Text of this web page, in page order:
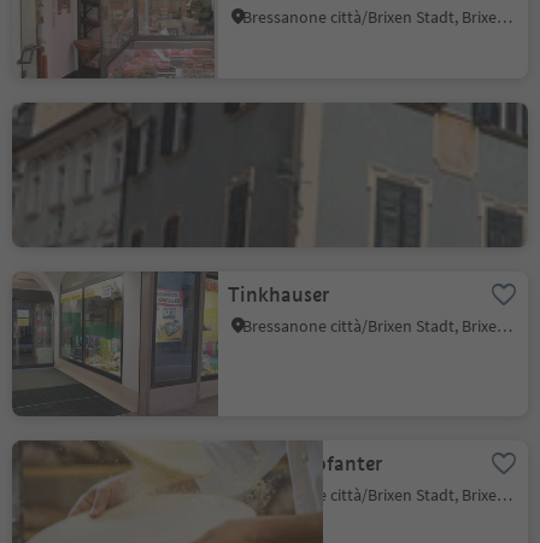
Bressanone città/Brixen Stadt, Brixen/Bressanone, Brixen/Bressanone and environs
Tinkhauser
Bressanone città/Brixen Stadt, Brixen/Bressanone, Brixen/Bressanone and environs
Bakery Profanter
Bressanone città/Brixen Stadt, Brixen/Bressanone, Brixen/Bressanone and environs